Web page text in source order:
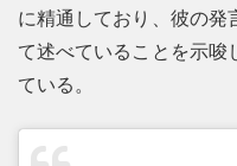
に精通しており、彼の発
て述べていることを示唆
ている。